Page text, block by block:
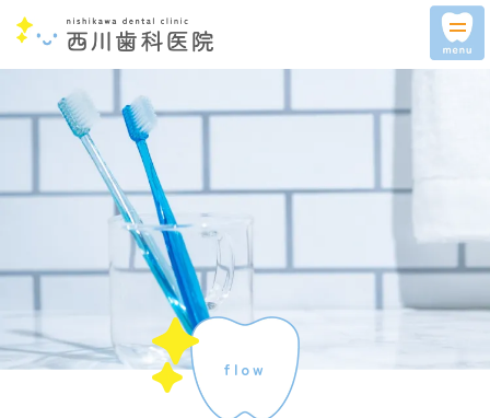
flow